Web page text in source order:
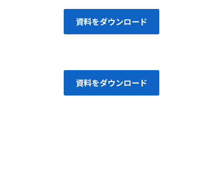
資料をダウンロード
資料をダウンロード